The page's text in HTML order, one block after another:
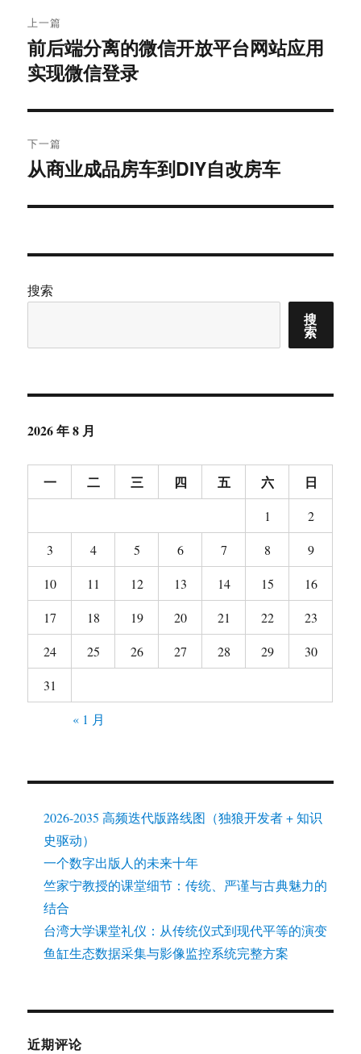
章
导
航
上一篇
上
篇
章：
前后端分离的微信开放平台网站应用
实现微信登录
下一篇
下
文
从商业成品房车到DIY自改房车
搜索
搜
索
2026 年 8 月
一 二 三 四 五 六 日
1
2
3
4 5 6 7 8
9
10
11 12 13 14 15
16
17
18 19 20 21 22
23
24
25 26 27 28 29
30
31
« 1 月
2026-2035 高频迭代版路线图（独狼开发者 + 知识
史驱动）
一个数字出版人的未来十年
竺家宁教授的课堂细节：传统、严谨与古典魅力的
结合
台湾大学课堂礼仪：从传统仪式到现代平等的演变
鱼缸生态数据采集与影像监控系统完整方案
近期评论